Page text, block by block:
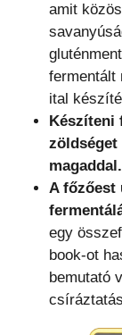
amit
fermentált
ital
Készíteni
zöldséget
magaddal.
A főzőest
egy
book-ot
bemutató